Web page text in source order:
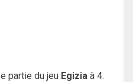
partie du jeu Egizia à 4.